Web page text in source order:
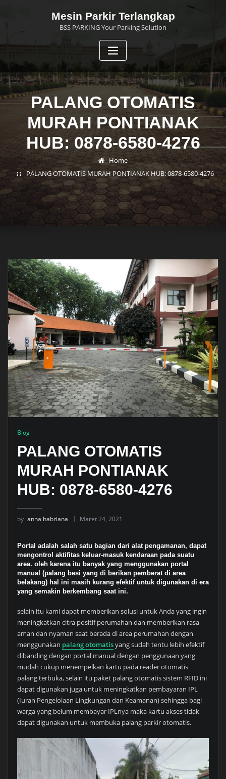
Mesin Parkir Terlangkap
BSS PARKING Your Parking Solution
PALANG OTOMATIS
MURAH PONTIANAK
HUB: 0878-6580-4276
Home
PALANG OTOMATIS MURAH PONTIANAK HUB: 0878-6580-4276
Blog
PALANG OTOMATIS
MURAH PONTIANAK
HUB: 0878-6580-4276
by anna habriana Maret 24, 2021
Portal adalah salah satu bagian dari alat pengamanan, dapat
mengontrol aktifitas keluar-masuk kendaraan pada suatu
area. oleh karena itu banyak yang menggunakan portal
manual (palang besi yang di berikan pemberat di area
belakang) hal ini masih kurang efektif untuk digunakan di era
yang semakin berkembang saat ini.
selain itu kami dapat memberikan solusi untuk Anda yang ingin
meningkatkan citra positif perumahan dan memberikan rasa
aman dan nyaman saat berada di area perumahan dengan
menggunakan palang otomatisyang sudah tentu lebih efektif
dibanding dengan portal manual dengan penggunaan yang
mudah cukup menempelkan kartu pada reader otomatis
palang terbuka, selain itu paket palang otomatis sistem RFID ini
dapat digunakan juga untuk meningkatkan pembayaran IPL
(Iuran Pengelolaan Lingkungan dan Keamanan) sehingga bagi
warga yang belum membayar IPLnya maka kartu akses tidak
dapat digunakan untuk membuka palang parkir otomatis.